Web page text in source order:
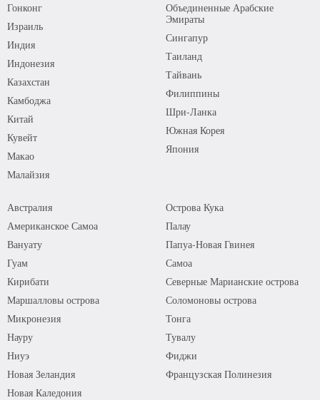
Гонконг
Израиль
Индия
Индонезия
Казахстан
Камбоджа
Китай
Кувейт
Макао
Малайзия
Объединенные Арабские
Эмираты
Сингапур
Таиланд
Тайвань
Филиппины
Шри-Ланка
Южная Корея
Япония
Австралия
Американское Самоа
Вануату
Гуам
Кирибати
Маршалловы острова
Микронезия
Науру
Ниуэ
Новая Зеландия
Новая Каледония
Острова Кука
Палау
Папуа-Новая Гвинея
Самоа
Северные Марианские острова
Соломоновы острова
Тонга
Тувалу
Фиджи
Французская Полинезия